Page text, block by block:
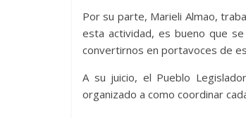
Por su parte, Marieli Almao,
esta actividad, es bueno que
convertirnos en portavoces de
A su juicio, el Pueblo
organizado a como coordinar